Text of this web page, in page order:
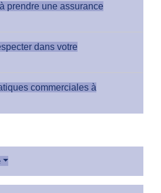
prendre une assurance
dans votre
commerciales à